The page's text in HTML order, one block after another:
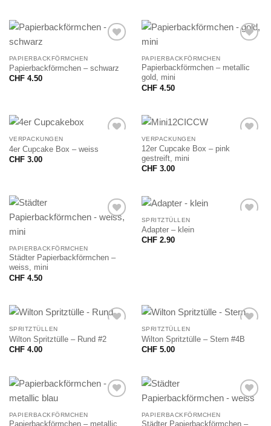
PAPIERBACKFÖRMCHEN
Papierbackförmchen – schwarz
CHF4.50
PAPIERBACKFÖRMCHEN
Papierbackförmchen – metallic
gold, mini
CHF4.50
VERPACKUNGEN
4er Cupcake Box – weiss
CHF3.00
VERPACKUNGEN
12er Cupcake Box – pink
gestreift, mini
CHF3.00
PAPIERBACKFÖRMCHEN
Städter Papierbackförmchen –
weiss, mini
CHF4.50
SPRITZTÜLLEN
Adapter – klein
CHF2.90
SPRITZTÜLLEN
Wilton Spritztülle – Rund #2
CHF4.00
SPRITZTÜLLEN
Wilton Spritztülle – Stern #4B
CHF5.00
PAPIERBACKFÖRMCHEN
Papierbackförmchen – metallic
PAPIERBACKFÖRMCHEN
Städter Papierbackförmchen –